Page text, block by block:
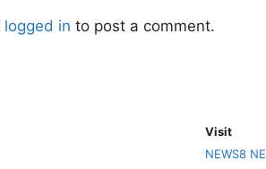
logged in to post a comment.
Visit
NEWS8 NE